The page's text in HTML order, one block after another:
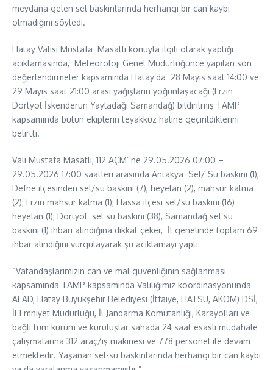
meydana gelen sel baskınlarında herhangi bir can kaybı
olmadığını söyledi.
Hatay Valisi Mustafa Masatlı konuyla ilgili olarak yaptığı
açıklamasında, Meteoroloji Genel Müdürlüğünce yapılan son
değerlendirmeler kapsamında Hatay’da 28 Mayıs saat 14:00 ve
29 Mayıs saat 21:00 arası yağışların yoğunlaşacağı (Erzin
Dörtyol İskenderun Yayladağı Samandağ) bildirilmiş TAMP
kapsamında bütün ekiplerin teyakkuz haline geçirildiklerini
belirtti.
Vali Mustafa Masatlı, 112 AÇM’ ne 29.05.2026 07:00 –
29.05.2026 17:00 saatleri arasında Antakya Sel/ Su baskını (1),
Defne ilçesinden sel/su baskını (7), heyelan (2), mahsur kalma
(2); Erzin mahsur kalma (1); Hassa ilçesi sel/su baskını (16)
heyelan (1); Dörtyol sel su baskını (38), Samandağ sel su
baskını (1) ihbarı alındığına dikkat çeker, İl genelinde toplam 69
ihbar alındığını vurgulayarak şu açıklamayı yaptı:
“Vatandaşlarımızın can ve mal güvenliğinin sağlanması
kapsamında TAMP kapsamında Valiliğimiz koordinasyonunda
AFAD, Hatay Büyükşehir Belediyesi (İtfaiye, HATSU, AKOM) DSİ,
İl Emniyet Müdürlüğü, İl Jandarma Komutanlığı, Karayolları ve
bağlı tüm kurum ve kuruluşlar sahada 24 saat esaslı müdahale
çalışmalarına 312 araç/iş makinesi ve 778 personel ile devam
etmektedir. Yaşanan sel-su baskınlarında herhangi bir can kaybı